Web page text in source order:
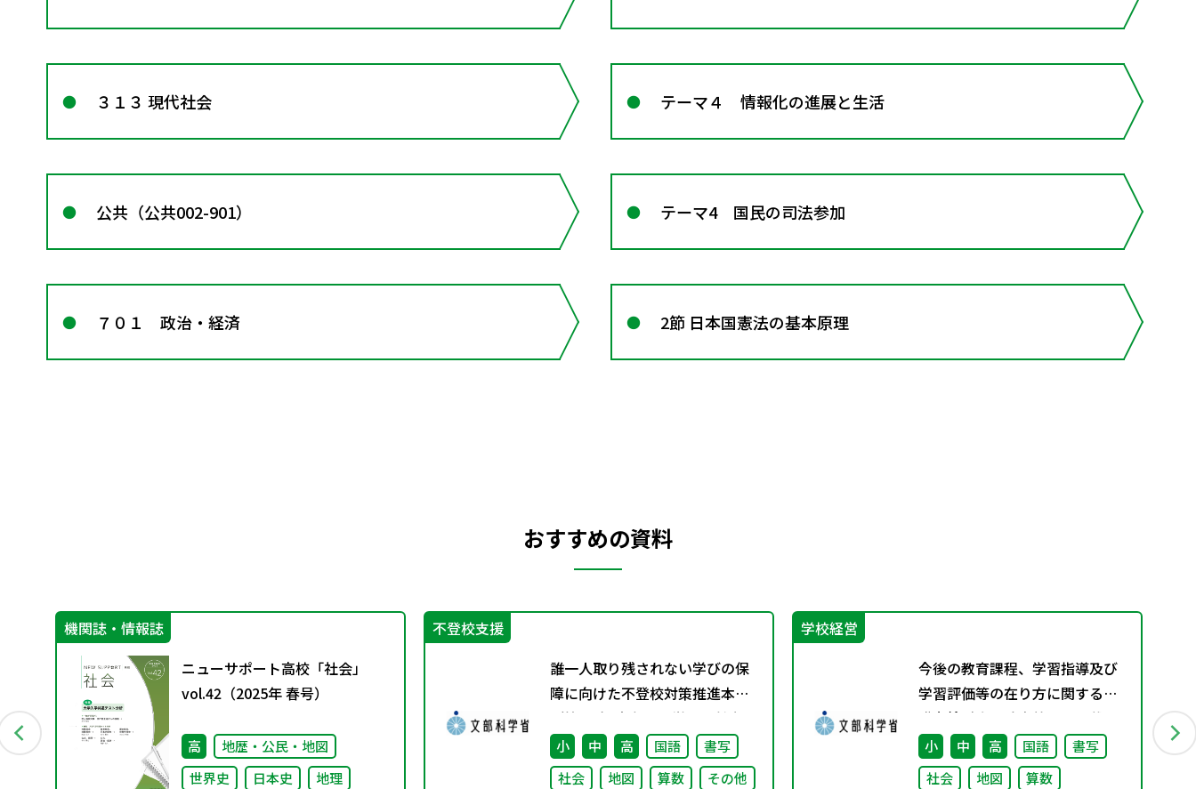
３１３ 現代社会 テーマ４ 情報化の進展と生活
公共（公共002-901） テーマ4 国民の司法参加
７０１ 政治・経済 2節 日本国憲法の基本原理
おすすめの資料
機関誌・情報誌
ニューサポート高校「社会」
vol.42（2025年 春号）
高
地歴・公民・地図
世界史
日本史
地理
不登校支援
誰一人取り残されない学びの保
障に向けた不登校対策推進本部
（第4回）安心して学べる魅力あ
る学校づくりの推進に向けた方
向性等について議論
小 中 高 国語
書写
社会
地図 算数 その他
学校経営
今後の教育課程、学習指導及び
学習評価等の在り方に関する有
識者検討会の論点整理を掲載し
ました
小 中 高 国語
書写
社会
地図 算数